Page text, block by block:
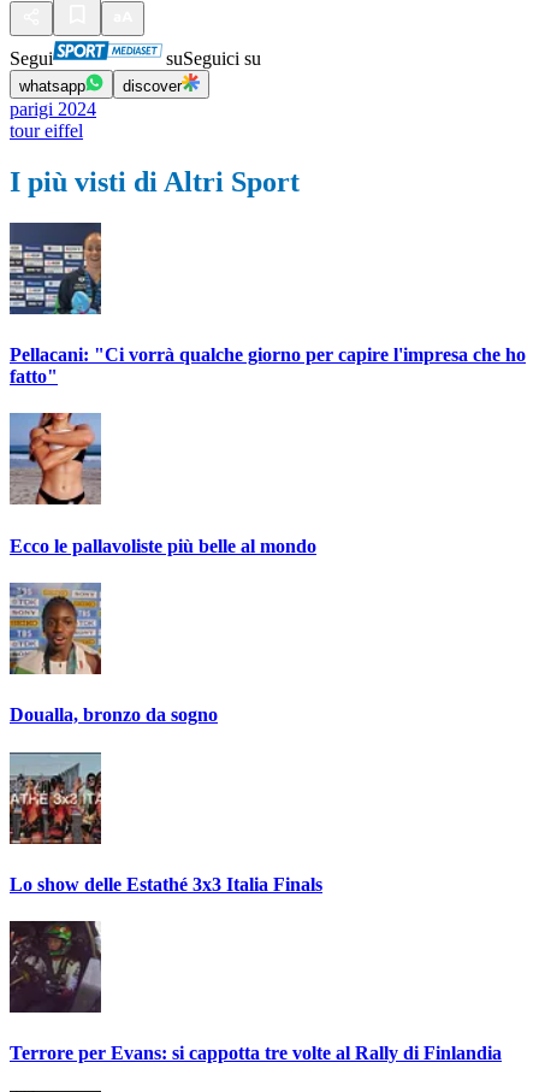
Segui suSeguici su
whatsapp discover
parigi 2024
tour eiffel
I più visti di Altri Sport
Pellacani: "Ci vorrà qualche giorno per capire l'impresa che ho
fatto"
Ecco le pallavoliste più belle al mondo
Doualla, bronzo da sogno
Lo show delle Estathé 3x3 Italia Finals
Terrore per Evans: si cappotta tre volte al Rally di Finlandia